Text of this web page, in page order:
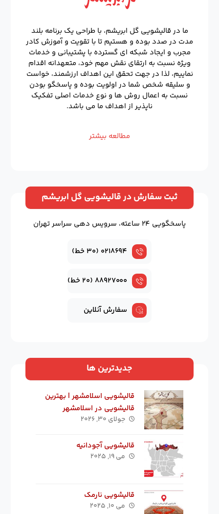
ما در قالیشویی گل ابریشم، با طراحی یک برنامه بلند
مدت در صدد بوده و هستیم تا با تقویت و آموزش کادر
مجرب و ایجاد شبکه ای گسترده با پشتیبانی و خدمات
ویژه نسبت به ارتقای نقش مهم خود، متعهدانه اقدام
نماییم، لذا در جهت تحقق این اهداف ارزشمند، خواست
و سلیقه شخص شما در اولویت بوده و پاسخگو بودن
نسبت به اعمال روش ها و نوع خدمات اصلی تفکیک
ناپذیر از اهداف ما می باشد.
مطالعه بیشتر
ثبت سفارش در قالیشویی گل ابریشم
پاسخگویی ۲۴ ساعته، سرویس دهی سراسر تهران
۰۲۱۸۶۹۴ (۳۰ خط)
۸۸۹۲۷۰۰۰ (۲۰ خط)
سفارش آنلاین
جدیدترین ها
قالیشویی اسلامشهر | بهترین
قالیشویی در اسلامشهر
جولای ۳۰, ۲۰۲۶
قالیشویی آجودانیه
می ۱۹, ۲۰۲۵
قالیشویی نارمک
می ۱۰, ۲۰۲۵